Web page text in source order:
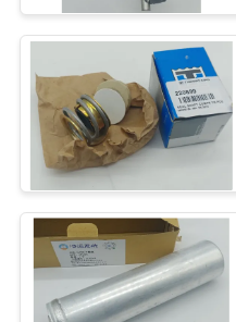
ছাদ মাউন্ট
ইউনিট